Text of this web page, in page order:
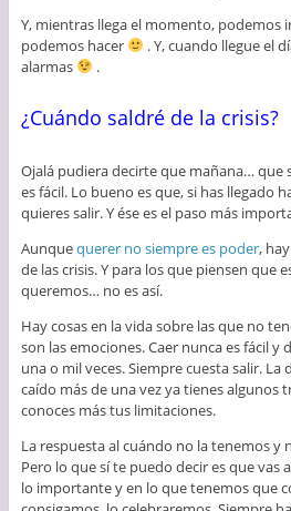
Y, mientras llega el momento, podemos
podemos hacer
. Y, cuando llegue el
alarmas
.
¿Cuándo saldré de la crisis?
Ojalá pudiera decirte que mañana… que
es fácil. Lo bueno es que, si has llegado
quieres salir. Y ése es el paso más
Aunquequerer no siempre es poder,
de las crisis. Y para los que piensen que
queremos… no es así.
Hay cosas en la vida sobre las que no
son las emociones. Caer nunca es fácil y
una o mil veces. Siempre cuesta salir.
caído más de una vez ya tienes algunos
conoces más tus limitaciones.
La respuesta al cuándo no la tenemos y
Pero lo que sí te puedo decir es que vas
lo importante y en lo que tenemos que